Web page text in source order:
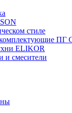
стиле
ПГ
ELIKOR
и смесители